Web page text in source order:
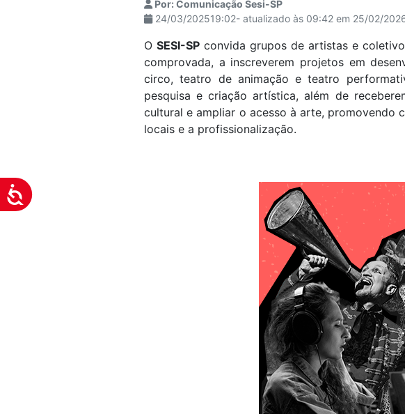
para
abrir
um
Acessibilidade
Por: Comunicação Sesi-SP
24/03/202519:02- atualizado às 09:42 em 25/02/
O SESI-SPconvida grupos de artistas e
comprovada, a inscreverem projetos em
circo, teatro de animação e teatro
pesquisa e criação artística, além de
cultural e ampliar o acesso à arte, promovendo
locais e a profissionalização.